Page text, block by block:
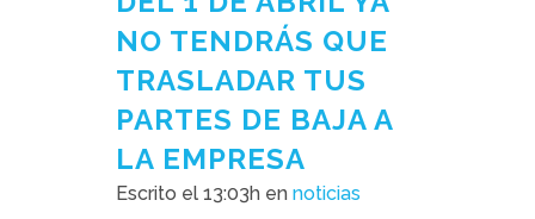
NO TENDRÁS QUE
TRASLADAR TUS
PARTES DE BAJA A
LA EMPRESA
Escrito el 13:03h en noticias